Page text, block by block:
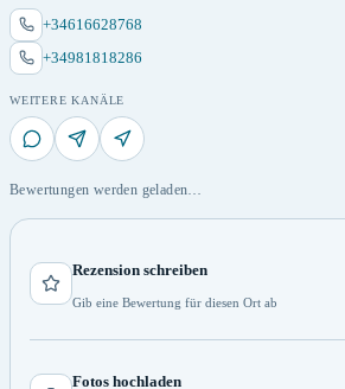
+34616628768
+34981818286
WEITERE KANÄLE
Bewertungen werden geladen…
Rezension schreiben
Gib eine Bewertung für diesen Ort ab
Fotos hochladen